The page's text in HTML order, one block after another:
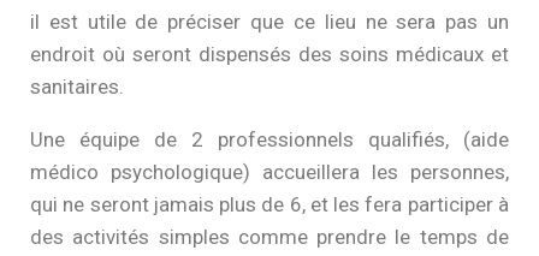
il est utile de préciser que ce lieu ne sera pas un
endroit où seront dispensés des soins médicaux et
sanitaires.
Une équipe de 2 professionnels qualifiés, (aide
médico psychologique) accueillera les personnes,
qui ne seront jamais plus de 6, et les fera participer à
des activités simples comme prendre le temps de